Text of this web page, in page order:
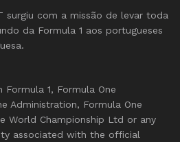
surgiu com a missão de levar toda
da Formula 1 aos portugueses
1, Formula One
Administration, Formula One
World Championship Ltd or any
associated with the official